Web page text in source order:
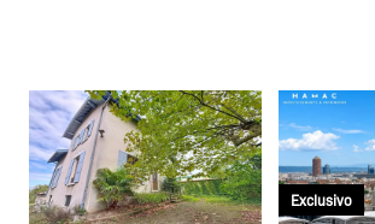
Exclusivo